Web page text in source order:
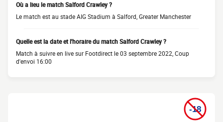
Où a lieu le match Salford Crawley ?
Le match est au stade AIG Stadium à Salford, Greater Manchester
Quelle est la date et l'horaire du match Salford Crawley ?
Match à suivre en live sur Footdirect le 03 septembre 2022, Coup
d'envoi 16:00